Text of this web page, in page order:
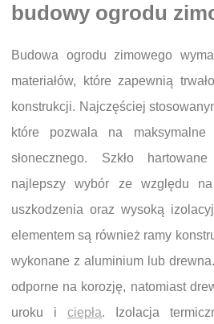
budowy ogrodu
Budowa ogrodu zimowego
materiałów, które zapewnią
konstrukcji. Najczęściej
które pozwala na maksymalne
słonecznego. Szkło
najlepszy wybór ze względu
uszkodzenia oraz wysoką
elementem są również ramy
wykonane z aluminium lub
odporne na korozję, natomiast
uroku i ciepła. Izolacja